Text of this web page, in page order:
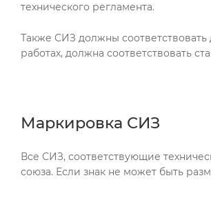
технического регламента.
Также СИЗ должны
работах, должна соответствовать
Маркировка СИЗ
Все СИЗ, соответствующие
союза. Если знак не может быть